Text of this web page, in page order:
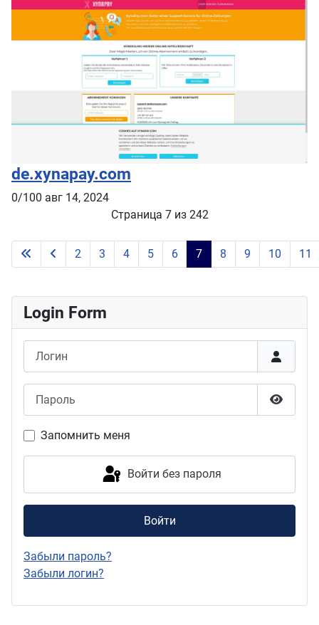
de.xynapay.com
0/100 авг 14, 2024
Страница 7 из 242
2 3 4 5 6 7 8 9 10 11
Login Form
Запомнить меня
Войти без пароля
Войти
Забыли пароль?
Забыли логин?